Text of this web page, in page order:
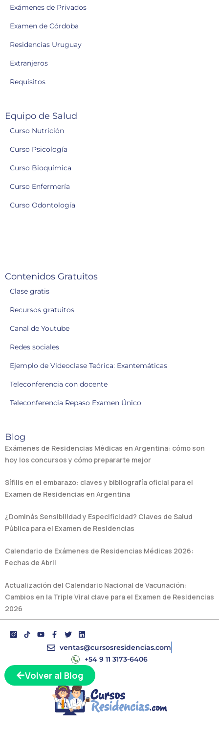
Volver al Blog
Exámenes de Privados
Examen de Córdoba
Residencias Uruguay
Extranjeros
Requisitos
Equipo de Salud
Curso Nutrición
Curso Psicología
Curso Bioquímica
Curso Enfermería
Curso Odontología
Contenidos Gratuitos
Clase gratis
Recursos gratuitos
Canal de Youtube
Redes sociales
Ejemplo de Videoclase Teórica: Exantemáticas
Teleconferencia con docente
Teleconferencia Repaso Examen Único
Blog
Exámenes de Residencias Médicas en Argentina: cómo son
hoy los concursos y cómo prepararte mejor
Sífilis en el embarazo: claves y bibliografía oficial para el
Examen de Residencias en Argentina
¿Dominás Sensibilidad y Especificidad? Claves de Salud
Pública para el Examen de Residencias
Calendario de Exámenes de Residencias Médicas 2026:
Fechas de Abril
Actualización del Calendario Nacional de Vacunación:
Cambios en la Triple Viral clave para el Examen de Residencias
2026
Y
o
u
e
F
a
c
b
o
k
-
f
T
w
i
t
e
r
L
i
n
e
i
n
ventas@cursosresidencias.com
+54 9 11 3173-6406